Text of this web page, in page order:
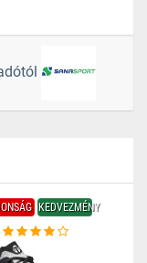
KEDVEZMÉNY